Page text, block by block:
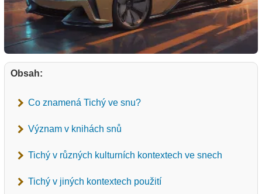
Obsah:
Co znamená Tichý ve snu?
Význam v knihách snů
Tichý v různých kulturních kontextech ve snech
Tichý v jiných kontextech použití